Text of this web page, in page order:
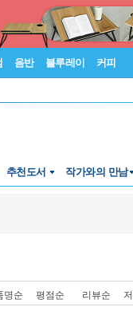
음반 블루레이 커피
추천도서 작가와의 만남
명순 평점순 리뷰순